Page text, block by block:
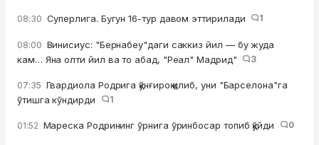
08:30 Суперлига. Бугун 16-тур давом эттирилади 1
08:00 Винисиус: "Бернабеу"даги саккиз йил — бу жуда
кам… Яна олти йил ва то абад, "Реал" Мадрид"
3
07:35 Гвардиола Родрига қўнғироқ қилиб, уни "Барселона"га
ўтишга кўндирди
1
01:52 Мареска Родрининг ўрнига ўринбосар топиб қўйди 0